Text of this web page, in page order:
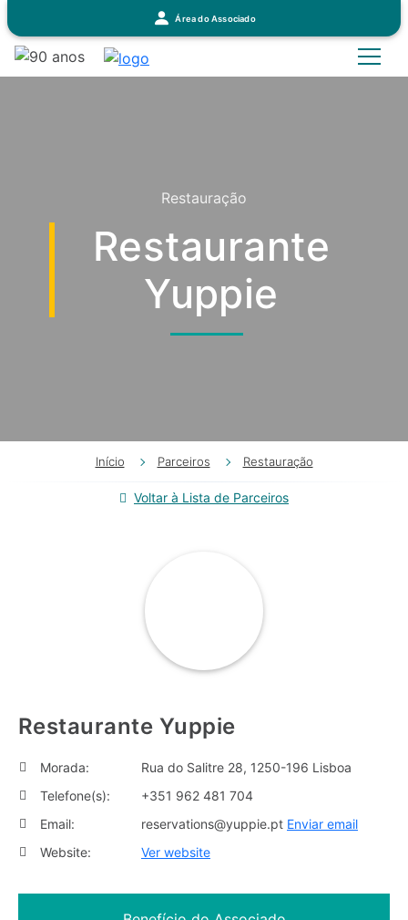
Área do Associado
Restauração
Restaurante
Yuppie
Início Parceiros Restauração
Voltar à Lista de Parceiros
Restaurante Yuppie
Morada:
Rua do Salitre 28, 1250-196 Lisboa
Telefone(s):
+351 962 481 704
Email:
reservations@yuppie.pt Enviar email
Website:
Ver website